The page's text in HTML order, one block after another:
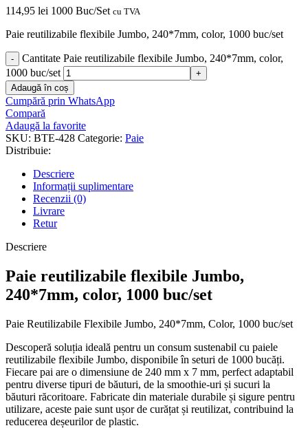
114,95 lei 1000 Buc/Set cu TVA
Paie reutilizabile flexibile Jumbo, 240*7mm, color, 1000 buc/set
Cantitate Paie reutilizabile flexibile Jumbo, 240*7mm, color,
1000 buc/set
Adaugă în coș
Cumpără prin WhatsApp
Compară
Adaugă la favorite
SKU: BTE-428 Categorie: Paie
Distribuie:
Descriere
Informații suplimentare
Recenzii (0)
Livrare
Retur
Descriere
Paie reutilizabile flexibile Jumbo,
240*7mm, color, 1000 buc/set
Paie Reutilizabile Flexibile Jumbo, 240*7mm, Color, 1000 buc/set
Descoperă soluția ideală pentru un consum sustenabil cu paiele
reutilizabile flexibile Jumbo, disponibile în seturi de 1000 bucăți.
Fiecare pai are o dimensiune de 240 mm x 7 mm, perfect adaptabil
pentru diverse tipuri de băuturi, de la smoothie-uri și sucuri la
băuturi răcoritoare. Fabricate din materiale durabile și sigure pentru
utilizare, aceste paie sunt ușor de curățat și reutilizat, contribuind la
reducerea deșeurilor de plastic.